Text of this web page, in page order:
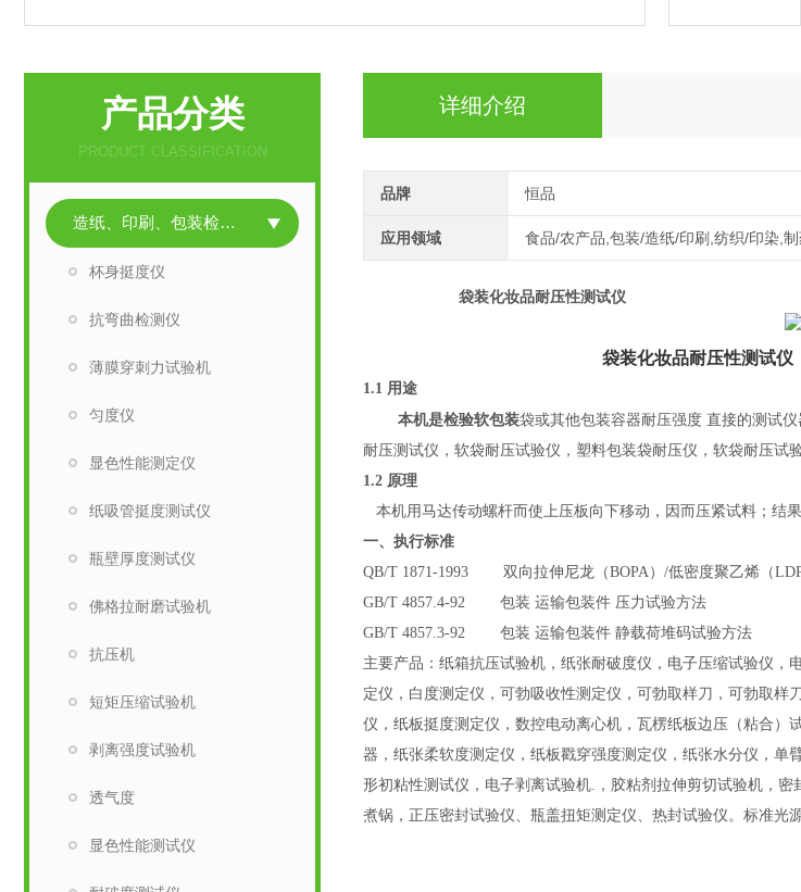
详细介绍
品牌 恒品
应用领域 食品/农产品,包装/造纸/印刷,纺织/印染,
袋装化妆品耐压性测试仪
袋装化妆品耐压性测试仪
1.1 用途
本机是检验软包装袋或其他包装容器耐压强度 直接的测试
耐压测试仪，软袋耐压试验仪，塑料包装袋耐压仪，软袋耐压试
1.2 原理
本机用马达传动螺杆而使上压板向下移动，因而压紧试料；结
一、执行标准
QB/T 1871-1993 双向拉伸尼龙（BOPA）/低密度聚乙烯（
GB/T 4857.4-92 包装 运输包装件 压力试验方法
GB/T 4857.3-92 包装 运输包装件 静载荷堆码试验方法
主要产品：纸箱抗压试验机，纸张耐破度仪，电子压缩试验仪
定仪，白度测定仪，可勃吸收性测定仪，可勃取样刀，可勃取样
仪，纸板挺度测定仪，数控电动离心机，瓦楞纸板边压（粘合
器，纸张柔软度测定仪，纸板戳穿强度测定仪，纸张水分仪，
形初粘性测试仪，电子剥离试验机. ，胶粘剂拉伸剪切试验机，
煮锅，正压密封试验仪、瓶盖扭矩测定仪、热封试验仪。标准光
产品分类
PRODUCT CLASSIFICATION
造纸、印刷、包装检测仪器
杯身挺度仪
抗弯曲检测仪
薄膜穿刺力试验机
匀度仪
显色性能测定仪
纸吸管挺度测试仪
瓶壁厚度测试仪
佛格拉耐磨试验机
抗压机
短矩压缩试验机
剥离强度试验机
透气度
显色性能测试仪